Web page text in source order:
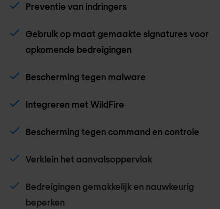
Preventie van indringers
Gebruik op maat gemaakte signatures voor
opkomende bedreigingen
Bescherming tegen malware
Integreren met WildFire
Bescherming tegen command en controle
Verklein het aanvalsoppervlak
Bedreigingen gemakkelijk en nauwkeurig
beperken